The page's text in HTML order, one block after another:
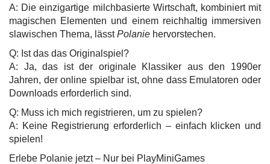
A: Die einzigartige milchbasierte Wirtschaft, kombiniert mit
magischen Elementen und einem reichhaltig immersiven
slawischen Thema, lässtPolanie hervorstechen.
Q: Ist das das Originalspiel?
A: Ja, das ist der originale Klassiker aus den 1990er
Jahren, der online spielbar ist, ohne dass Emulatoren oder
Downloads erforderlich sind.
Q: Muss ich mich registrieren, um zu spielen?
A: Keine Registrierung erforderlich – einfach klicken und
spielen!
Erlebe Polanie jetzt – Nur bei PlayMiniGames